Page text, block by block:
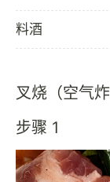
料酒
叉烧（空气
步骤 1